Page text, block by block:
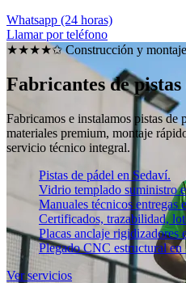
Whatsapp (24 horas)
Llamar por teléfono
★★★★✩ Construcción y montaje
Fabricantes de
Fabricamos e instalamos pistas de
materiales premium, montaje
servicio técnico integral.
Pistas de pádel en Sedaví.
Vidrio templado suministro
Manuales técnicos entregas
Certificados, trazabilidad,
Placas anclaje rigidizadores
Plegado CNC estructural en
Ver servicios